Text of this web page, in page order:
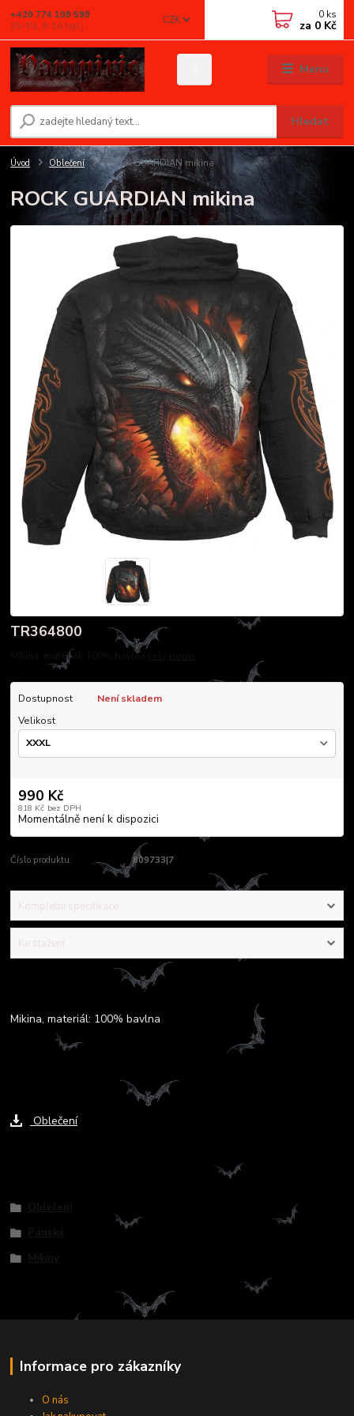
Menu
CZK
Hledat
+420 774 198 598
(Po-Pá, 9-16 hod.)
0 ks
za 0 Kč
Úvod Oblečení ROCK GUARDIAN mikina
ROCK GUARDIAN mikina
TR364800
Mikina, materiál: 100% bavlna
Dostupnost
Není skladem
Velikost
990 Kč
818 Kč bez DPH
Momentálně není k dispozici
Číslo produktu: 809733|7
Kompletní specifikace
Ke stažení
Kompletní specifikace
Mikina, materiál: 100% bavlna
Oblečení
Informace pro zákazníky
O nás